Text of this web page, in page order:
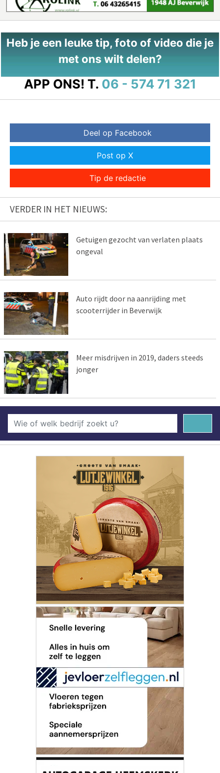
Heb je een leuke tip, foto of video die je
met ons wilt delen?
APP ONS! T. 06 - 574 71 321
Deel op Facebook
Post op X
Tip de redactie
VERDER IN HET NIEUWS:
Getuigen gezocht van verlaten plaats
ongeval
Auto rijdt door na aanrijding met
scooterrijder in Beverwijk
Meer misdrijven in 2019, daders steeds
jonger